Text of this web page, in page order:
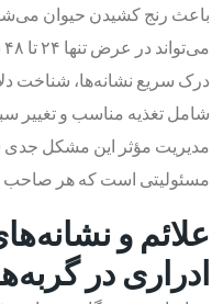
باعث رنج کشیدن حیوان
درک سریع نشانه‌ها، شناخت
شامل تغذیه مناسب و تغییر
مدیریت مؤثر این مشکل جدی
مسئولیتی است که هر صاحب
علائم و
ادراری در